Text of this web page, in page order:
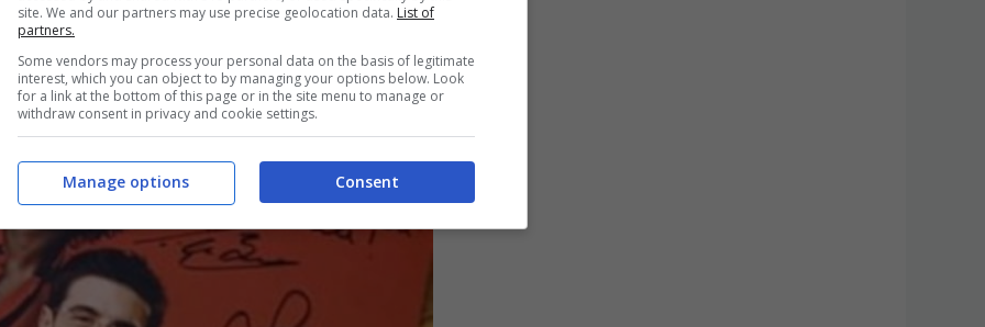
site. We and our partners may use precise geolocation data. List of
partners.
Some vendors may process your personal data on the basis of legitimate
interest, which you can object to by managing your options below. Look
for a link at the bottom of this page or in the site menu to manage or
withdraw consent in privacy and cookie settings.
Consent
Manage options